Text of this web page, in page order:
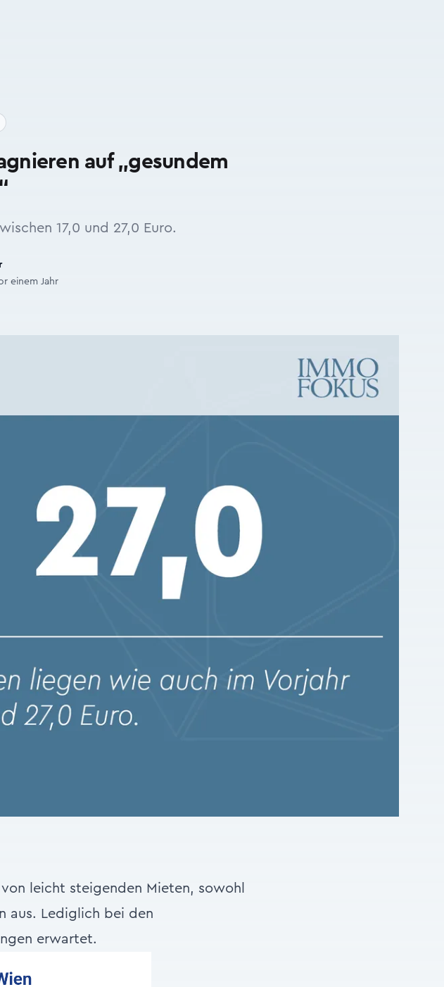
auf „gesundem
17,0 und 27,0 Euro.
einem Jahr
leicht steigenden Mieten, sowohl
aus. Lediglich bei den
erwartet.